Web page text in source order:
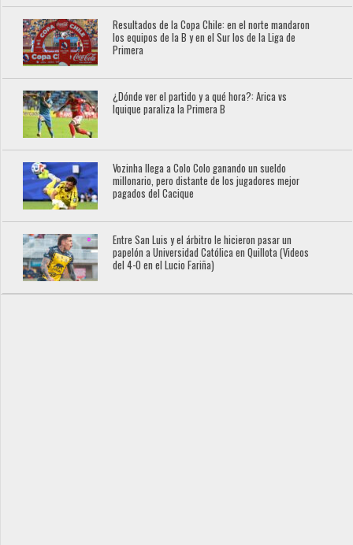
Resultados de la Copa Chile: en el norte mandaron
los equipos de la B y en el Sur los de la Liga de
Primera
¿Dónde ver el partido y a qué hora?: Arica vs
Iquique paraliza la Primera B
Vozinha llega a Colo Colo ganando un sueldo
millonario, pero distante de los jugadores mejor
pagados del Cacique
Entre San Luis y el árbitro le hicieron pasar un
papelón a Universidad Católica en Quillota (Videos
del 4-0 en el Lucio Fariña)